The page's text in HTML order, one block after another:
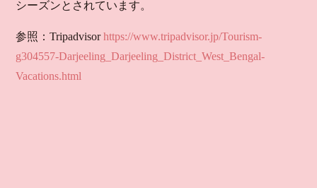
シーズンとされています。
参照：Tripadvisorhttps://www.tripadvisor.jp/Tourism-
g304557-Darjeeling_Darjeeling_District_West_Bengal-
Vacations.html